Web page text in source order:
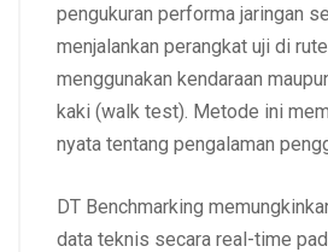
pengukuran performa jaringan
menjalankan perangkat uji di
menggunakan kendaraan
kaki (walk test). Metode ini
nyata tentang pengalaman
DT Benchmarking
data teknis secara real-time